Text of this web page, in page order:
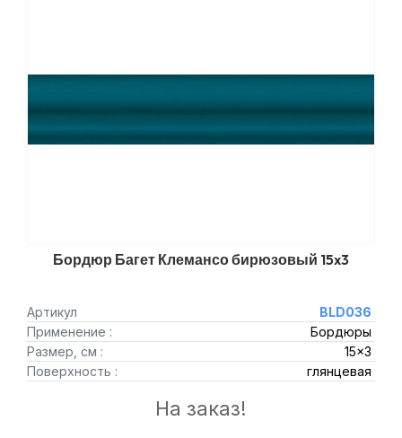
Бордюр Багет Клемансо бирюзовый 15x3
Артикул
BLD036
Применение :
Бордюры
Размер, см :
15x3
Поверхность :
глянцевая
На заказ!